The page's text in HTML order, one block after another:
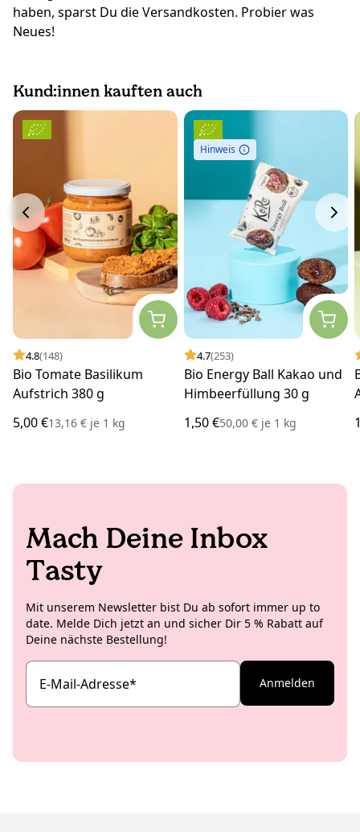
haben, sparst Du die Versandkosten. Probier was
Neues!
Kund:innen kauften auch
4.8(148)
Bio Tomate Basilikum
Aufstrich 380 g
5,00 €13,16 € je 1 kg
Hinweis
4.7(253)
Bio Energy Ball Kakao und
Himbeerfüllung 30 g
1,50 €50,00 € je1 kg
Mach Deine Inbox
Tasty
Mit unserem Newsletter bist Du ab sofort immer up to
date. Melde Dich jetzt an und sicher Dir 5 % Rabatt auf
Deine nächste Bestellung!
E-Mail-Adresse* Anmelden